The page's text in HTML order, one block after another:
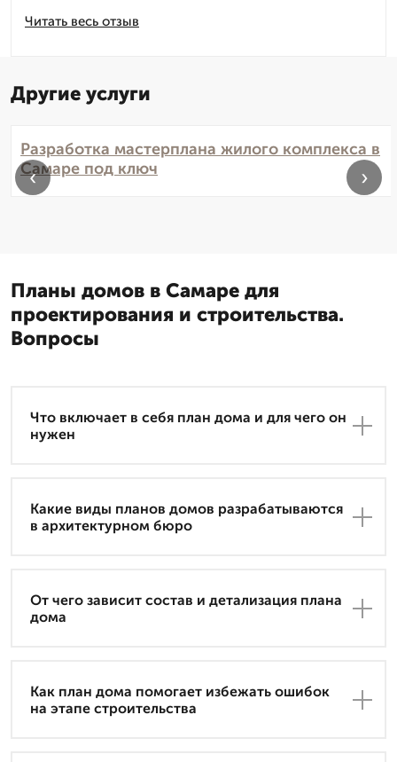
Читать весь отзыв
Другие услуги
Разработка мастерплана жилого комплекса в
Самаре под ключ
‹ ›
Планы домов в Самаре для
проектирования и строительства.
Вопросы
Что включает в себя план дома и для чего он
нужен
Какие виды планов домов разрабатываются
в архитектурном бюро
От чего зависит состав и детализация плана
дома
Как план дома помогает избежать ошибок
на этапе строительства